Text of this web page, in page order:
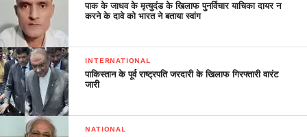
पाक के जाधव के मृत्युदंड के खिलाफ पुनर्विचार याचिका दायर न
करने के दावे को भारत ने बताया स्वांग
INTERNATIONAL
पाकिस्तान के पूर्व राष्ट्रपति जरदारी के खिलाफ गिरफ्तारी वारंट
जारी
NATIONAL